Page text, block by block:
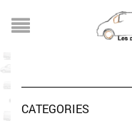
CATEGORIES